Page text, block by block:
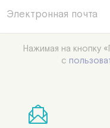
Нажимая на кнопку
с